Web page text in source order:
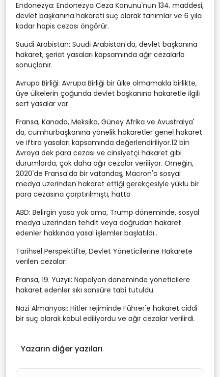
Endonezya: Endonezya Ceza Kanunu'nun 134. maddesi,
devlet başkanına hakareti suç olarak tanımlar ve 6 yıla
kadar hapis cezası öngörür.
Suudi Arabistan: Suudi Arabistan'da, devlet başkanına
hakaret, şeriat yasaları kapsamında ağır cezalarla
sonuçlanır.
Avrupa Birliği: Avrupa Birliği bir ülke olmamakla birlikte,
üye ülkelerin çoğunda devlet başkanına hakaretle ilgili
sert yasalar var.
Fransa, Kanada, Meksika, Güney Afrika ve Avustralya'
da, cumhurbaşkanına yönelik hakaretler genel hakaret
ve iftira yasaları kapsamında değerlendiriliyor.12 bin
Avroya dek para cezası ve cinsiyetçi hakaret gibi
durumlarda, çok daha ağır cezalar veriliyor. Örneğin,
2020'de Fransa'da bir vatandaş, Macron'a sosyal
medya üzerinden hakaret ettiği gerekçesiyle yüklü bir
para cezasına çarptırılmıştı, hatta
ABD: Belirgin yasa yok ama, Trump döneminde, sosyal
medya üzerinden tehdit veya doğrudan hakaret
edenler hakkında yasal işlemler başlatıldı..
Tarihsel Perspektifte, Devlet Yöneticilerine Hakarete
verilen cezalar:
Fransa, 19. Yüzyıl: Napolyon döneminde yöneticilere
hakaret edenler sıkı sansüre tabi tutuldu.
Nazi Almanyası: Hitler rejiminde Führer'e hakaret ciddi
bir suç olarak kabul ediliyordu ve ağır cezalar verilirdi.
Yazarın diğer yazıları